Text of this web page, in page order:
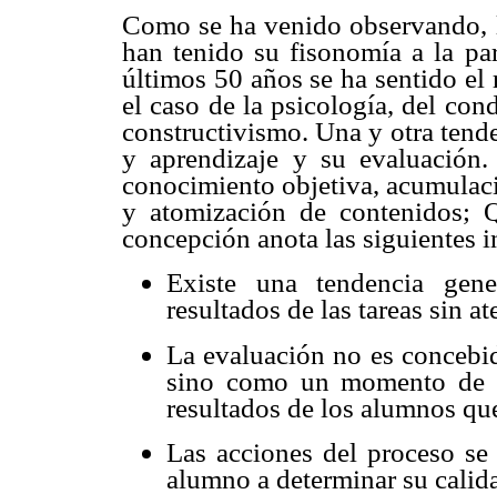
Como se ha venido
han tenido su fisonomía a la
últimos 50 años se ha sentido
el caso de la psicología, del
constructivismo. Una y otra
y aprendizaje y su
conocimiento objetiva,
y atomización de contenidos;
concepción anota las siguientes
Existe una tendencia
resultados de las tareas sin
La evaluación no es
sino como un momento
resultados de los alumnos
Las acciones del proceso
alumno a determinar su